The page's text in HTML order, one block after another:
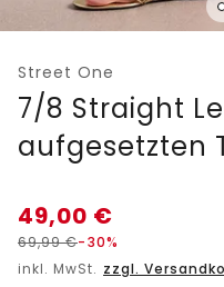
Street One
7/8 Straight
aufgesetzten
49,00 €
69,99€-30%
inkl. MwSt. zzgl.